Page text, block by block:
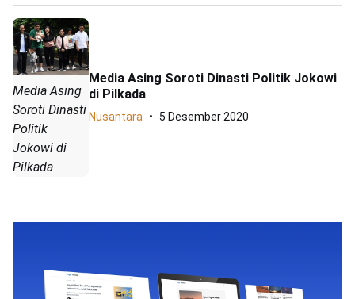
Media Asing
Soroti Dinasti
Politik
Jokowi di
Pilkada
Media Asing Soroti Dinasti Politik Jokowi
di Pilkada
Nusantara 5 Desember 2020